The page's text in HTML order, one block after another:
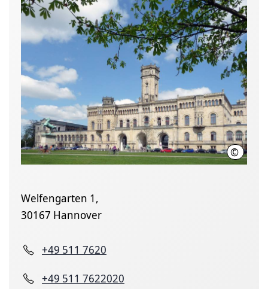
© Leibniz
Welfengarten 1,
30167 Hannover
+49 511 7620
+49 511 7622020